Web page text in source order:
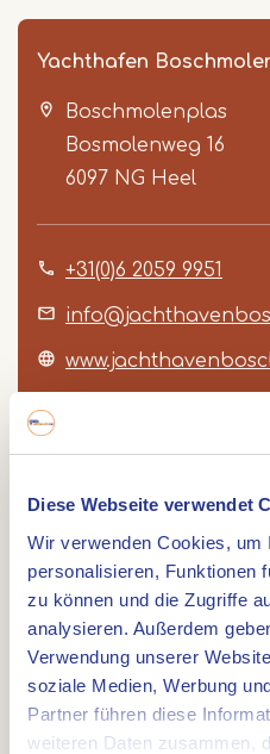
Diese Webseite verwendet
Wir verwenden Cookies, um
personalisieren, Funktionen
zu können und die Zugriffe
analysieren. Außerdem
Verwendung unserer
soziale Medien, Werbung
Partner führen diese
weiteren Daten zusammen,
Yachthafen
Boschmolenplas
Bosmolenweg 16
6097 NG Heel
+31(0)6 2059 9951
Item
Mitte-Limburg, Panheel:
Boschmolenplas,
Fahrverbindung mit der
Der kleine Jachthafen